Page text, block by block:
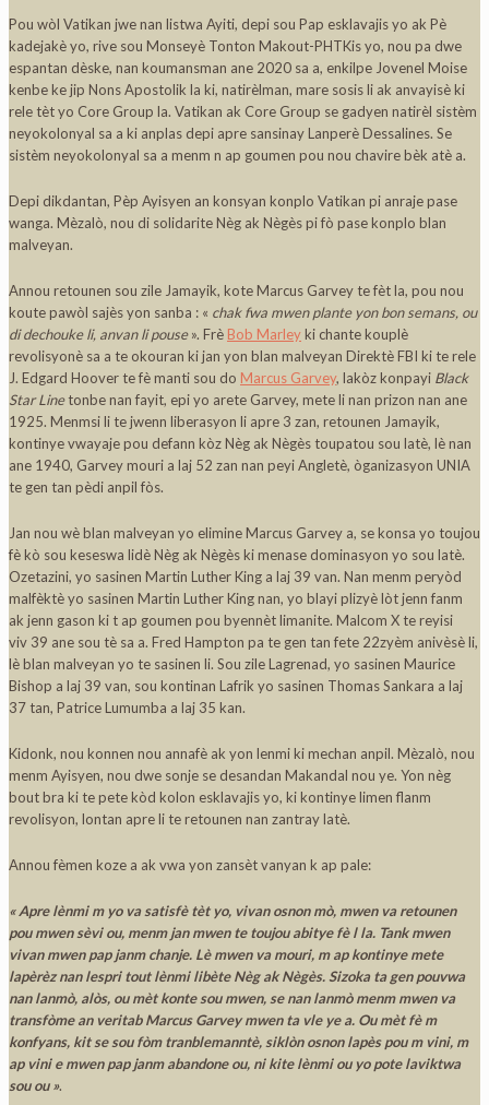
Pou wòl Vatikan jwe nan listwa Ayiti, depi sou Pap esklavajis yo ak Pè
kadejakè yo, rive sou Monseyè Tonton Makout-PHTKis yo, nou pa dwe
espantan dèske, nan koumansman ane 2020 sa a, enkilpe Jovenel Moise
kenbe ke jip Nons Apostolik la ki, natirèlman, mare sosis li ak anvayisè ki
rele tèt yo Core Group la. Vatikan ak Core Group se gadyen natirèl sistèm
neyokolonyal sa a ki anplas depi apre sansinay Lanperè Dessalines. Se
sistèm neyokolonyal sa a menm n ap goumen pou nou chavire bèk atè a.
Depi dikdantan, Pèp Ayisyen an konsyan konplo Vatikan pi anraje pase
wanga. Mèzalò, nou di solidarite Nèg ak Nègès pi fò pase konplo blan
malveyan.
Annou retounen sou zile Jamayik, kote Marcus Garvey te fèt la, pou nou
koute pawòl sajès yon sanba : « chak fwa mwen plante yon bon semans, ou
di dechouke li, anvan li pouse». Frè Bob Marleyki chante kouplè
revolisyonè sa a te okouran ki jan yon blan malveyan Direktè FBI ki te rele
J. Edgard Hoover te fè manti sou do Marcus Garvey, lakòz konpayi Black
Star Linetonbe nan fayit, epi yo arete Garvey, mete li nan prizon nan ane
1925. Menmsi li te jwenn liberasyon li apre 3 zan, retounen Jamayik,
kontinye vwayaje pou defann kòz Nèg ak Nègès toupatou sou latè, lè nan
ane 1940, Garvey mouri a laj 52 zan nan peyi Angletè, òganizasyon UNIA
te gen tan pèdi anpil fòs.
Jan nou wè blan malveyan yo elimine Marcus Garvey a, se konsa yo toujou
fè kò sou keseswa lidè Nèg ak Nègès ki menase dominasyon yo sou latè.
Ozetazini, yo sasinen Martin Luther King a laj 39 van. Nan menm peryòd
malfèktè yo sasinen Martin Luther King nan, yo blayi plizyè lòt jenn fanm
ak jenn gason ki t ap goumen pou byennèt limanite. Malcom X te reyisi
viv 39 ane sou tè sa a. Fred Hampton pa te gen tan fete 22zyèm anivèsè li,
lè blan malveyan yo te sasinen li. Sou zile Lagrenad, yo sasinen Maurice
Bishop a laj 39 van, sou kontinan Lafrik yo sasinen Thomas Sankara a laj
37 tan, Patrice Lumumba a laj 35 kan.
Kidonk, nou konnen nou annafè ak yon lenmi ki mechan anpil. Mèzalò, nou
menm Ayisyen, nou dwe sonje se desandan Makandal nou ye. Yon nèg
bout bra ki te pete kòd kolon esklavajis yo, ki kontinye limen flanm
revolisyon, lontan apre li te retounen nan zantray latè.
Annou fèmen koze a ak vwa yon zansèt vanyan k ap pale:
« Apre lènmi m yo va satisfè tèt yo, vivan osnon mò, mwen va retounen
pou mwen sèvi ou, menm jan mwen te toujou abitye fè l la. Tank mwen
vivan mwen pap janm chanje. Lè mwen va mouri, m ap kontinye mete
lapèrèz nan lespri tout lènmi libète Nèg ak Nègès. Sizoka ta gen pouvwa
nan lanmò, alòs, ou mèt konte sou mwen, se nan lanmò menm mwen va
transfòme an veritab Marcus Garvey mwen ta vle ye a. Ou mèt fè m
konfyans, kit se sou fòm tranblemanntè, siklòn osnon lapès pou m vini, m
ap vini e mwen pap janm abandone ou, ni kite lènmi ou yo pote laviktwa
sou ou ».